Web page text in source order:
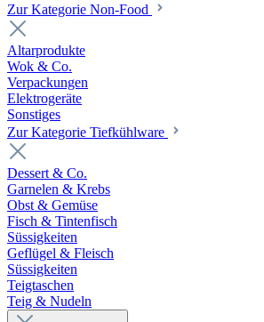
Zur Kategorie Non-Food
Altarprodukte
Wok & Co.
Verpackungen
Elektrogeräte
Sonstiges
Zur Kategorie Tiefkühlware
Dessert & Co.
Garnelen & Krebs
Obst & Gemüse
Fisch & Tintenfisch
Süssigkeiten
Geflügel & Fleisch
Süssigkeiten
Teigtaschen
Teig & Nudeln